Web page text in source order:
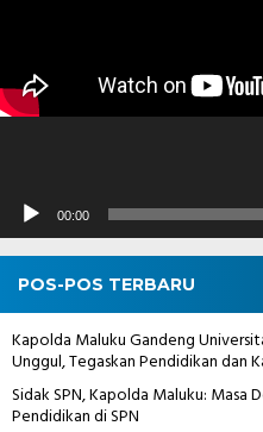
00:00
POS-POS TERBARU
Kapolda Maluku Gandeng
Unggul, Tegaskan Pendidikan dan
Sidak SPN, Kapolda Maluku: Masa
Pendidikan di SPN